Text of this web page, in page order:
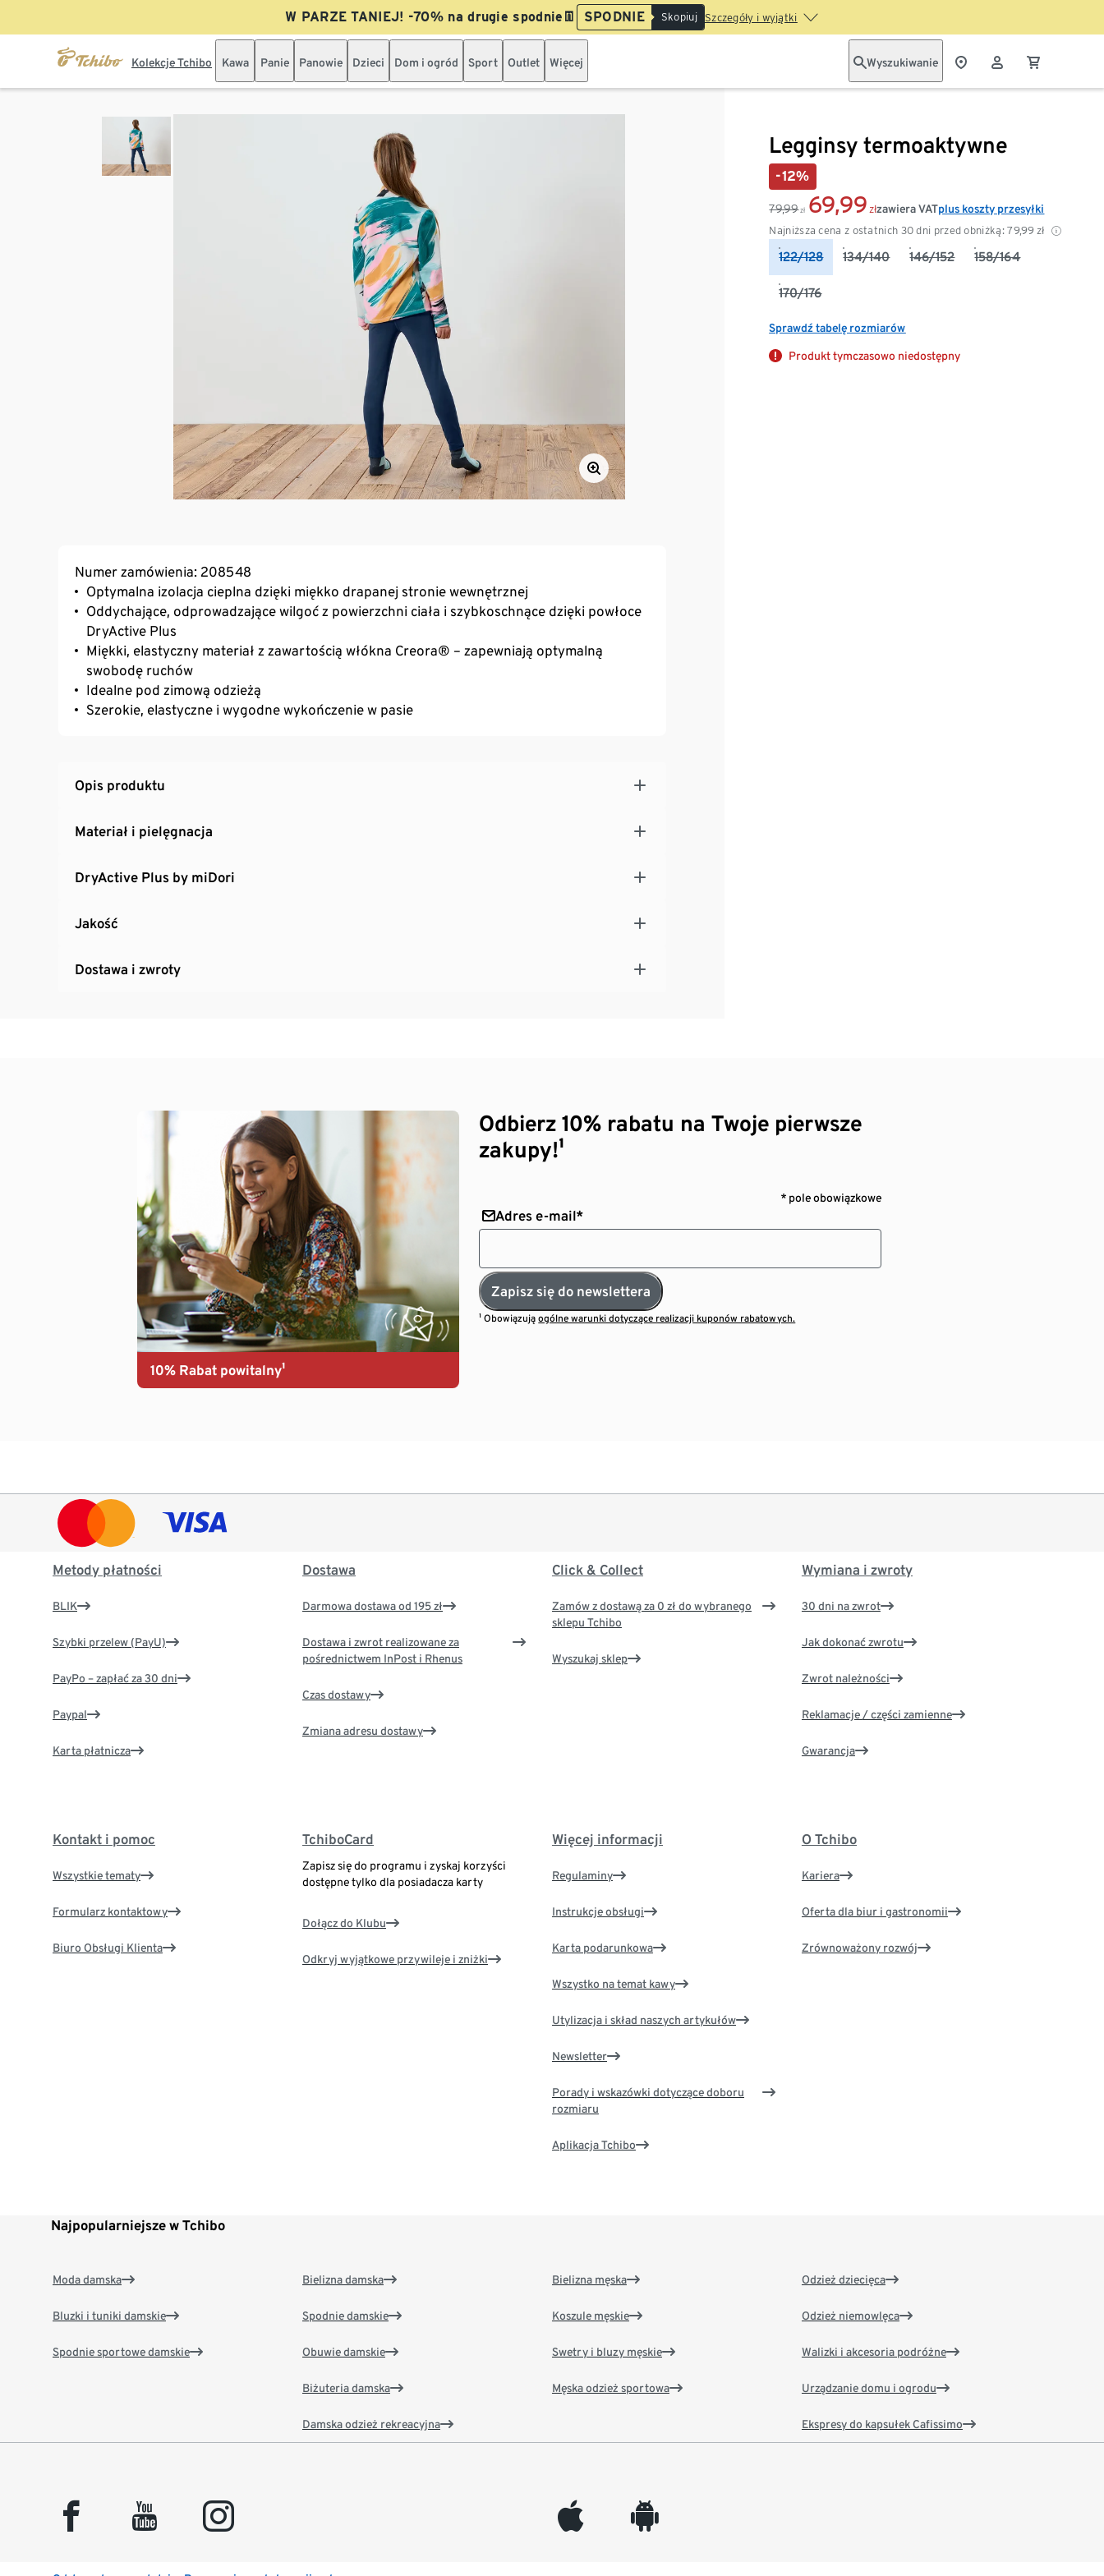
W PARZE TANIEJ! -70% na drugie spodnie👖 SPODNIE Skopiuj Szczegóły i wyjątki
Kolekcje Tchibo Kawa Panie Panowie Dzieci Dom i ogród Sport Outlet Więcej Wyszukiwanie
Legginsy termoaktywne
-12%
79,99 zł 69,99 zł
Najniższa cena z ostatnich 30 dni przed obniżką: 79,99 zł
zawiera VATplus koszty przesyłki
122/128 134/140 146/152 158/164
170/176
Sprawdź tabelę rozmiarów
Produkt tymczasowo niedostępny
Numer zamówienia: 208548
Optymalna izolacja cieplna dzięki miękko drapanej stronie wewnętrznej
Oddychające, odprowadzające wilgoć z powierzchni ciała i szybkoschnące dzięki powłoce
DryActive Plus
Miękki, elastyczny materiał z zawartością włókna Creora® – zapewniają optymalną
swobodę ruchów
Idealne pod zimową odzieżą
Szerokie, elastyczne i wygodne wykończenie w pasie
Opis produktu
Materiał i pielęgnacja
DryActive Plus by miDori
Jakość
Dostawa i zwroty
10% Rabat powitalny¹
Odbierz 10% rabatu na Twoje pierwsze
zakupy!¹
* pole obowiązkowe
Adres e-mail*
Zapisz się do newslettera
¹ Obowiązująogólne warunki dotyczące realizacji kuponów rabatowych.
Metody płatności
BLIK
Szybki przelew (PayU)
PayPo – zapłać za 30 dni
Paypal
Karta płatnicza
Dostawa
Darmowa dostawa od 195 zł
Dostawa i zwrot realizowane za
pośrednictwem InPost i Rhenus
Czas dostawy
Zmiana adresu dostawy
Click & Collect
Zamów z dostawą za 0 zł do wybranego
sklepu Tchibo
Wyszukaj sklep
Wymiana i zwroty
30 dni na zwrot
Jak dokonać zwrotu
Zwrot należności
Reklamacje / części zamienne
Gwarancja
Kontakt i pomoc
Wszystkie tematy
Formularz kontaktowy
Biuro Obsługi Klienta
TchiboCard
Zapisz się do programu i zyskaj korzyści
dostępne tylko dla posiadacza karty
Dołącz do Klubu
Odkryj wyjątkowe przywileje i zniżki
Więcej informacji
Regulaminy
Instrukcje obsługi
Karta podarunkowa
Wszystko na temat kawy
Utylizacja i skład naszych artykułów
Newsletter
Porady i wskazówki dotyczące doboru
rozmiaru
Aplikacja Tchibo
O Tchibo
Kariera
Oferta dla biur i gastronomii
Zrównoważony rozwój
Najpopularniejsze w Tchibo
Moda damska
Bluzki i tuniki damskie
Spodnie sportowe damskie
Bielizna damska
Spodnie damskie
Obuwie damskie
Biżuteria damska
Damska odzież rekreacyjna
Bielizna męska
Koszule męskie
Swetry i bluzy męskie
Męska odzież sportowa
Odzież dziecięca
Odzież niemowlęca
Walizki i akcesoria podróżne
Urządzanie domu i ogrodu
Ekspresy do kapsułek Cafissimo
facebook youtube instagram appleinc android